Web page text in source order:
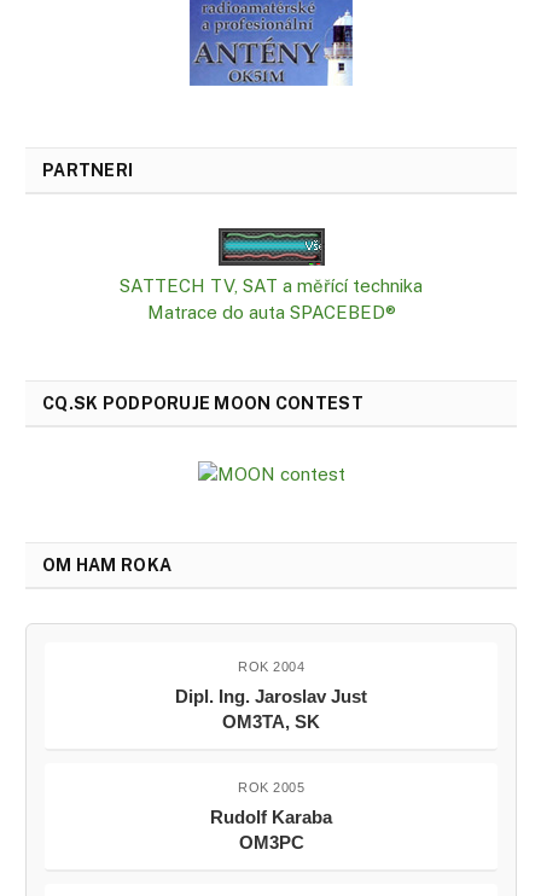
PARTNERI
SATTECH TV, SAT a měřící technika
Matrace do auta SPACEBED®
CQ.SK PODPORUJE MOON CONTEST
OM HAM ROKA
ROK 2004
Dipl. Ing. Jaroslav Just
OM3TA, SK
ROK 2005
Rudolf Karaba
OM3PC